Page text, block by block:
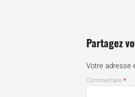
Partagez
Votre adresse
Commentaire*